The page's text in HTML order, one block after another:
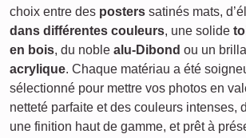
choix entre des posters satinés mats,
dans différentes couleurs, une solide
en bois, du noble alu-Dibond ou un
acrylique. Chaque matériau a été
sélectionné pour mettre vos photos en
netteté parfaite et des couleurs intenses,
une finition haut de gamme, et prêt à